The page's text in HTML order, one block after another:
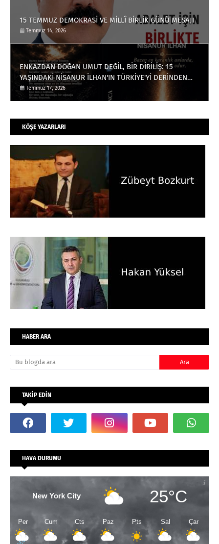
15 TEMMUZ DEMOKRASİ VE MİLLÎ BİRLİK GÜNÜ MESAJI
Temmuz 14, 2026
ENKAZDAN DOĞAN UMUT DEĞİL, BİR DİRİLİŞ: 15
YAŞINDAKİ NİSANUR İLHAN'IN TÜRKİYE'Yİ DERİNDEN
ETKİLEYECEK HİKÂYESİ
Temmuz 17, 2026
KÖŞE YAZARLARI
HABER ARA
TAKİP EDİN
HAVA DURUMU
New York City 25°C
Per Cum Cts Paz Pts Sal Çar